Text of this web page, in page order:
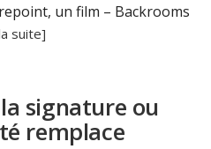
un film – Backrooms
suite]
signature ou
remplace